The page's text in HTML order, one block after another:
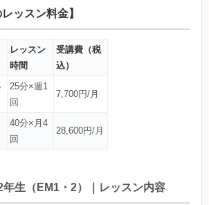
ッスン料金】
レッスン
時間
受講費（税
込）
25分×週1
回
7,700円/月
40分×月4
回
28,600円/月
生（EM1・2）｜レッスン内容